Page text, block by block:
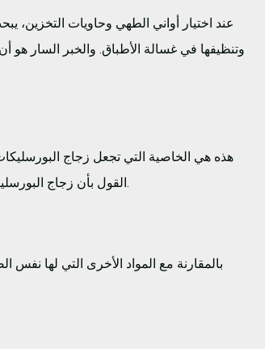
عند اختيار أواني الطهي وحاويات التخزين،
وتنظيفها في غسالة الأطباق. والخبر السار
هذه هي الخاصية التي تجعل زجاج
القول بأن زجاج البورسليكات أبدي هو نوع من المبالغة بعض الشيء، إلا أنه يمكن أن يخدم عدة أجيال دون أن تتغير خصائصه أو قوته.
بالمقارنة مع المواد الأخرى التي لها